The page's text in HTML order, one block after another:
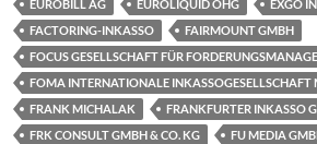
EUROBILL AG
EUROLIQUID OHG
EXGO
FACTORING-INKASSO
FAIRMOUNT GMBH
FOCUS GESELLSCHAFT FÜR
FOMA INTERNATIONALE INKASSOGESELLSCHAFT
FRANK MICHALAK
FRANKFURTER INKASSO
FRK CONSULT GMBH & CO. KG
FU MEDIA